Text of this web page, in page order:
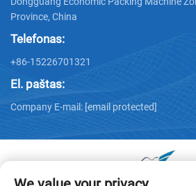
Province, China
Telefonas:
+86-15226701321
El. paštas:
Company E-mail: [email protected]